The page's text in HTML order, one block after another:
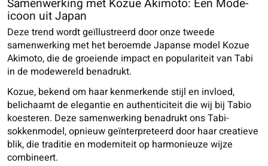
Samenwerking met Kozue Akimoto: Een Mode-
icoon uit Japan
Deze trend wordt geïllustreerd door onze tweede
samenwerking met het beroemde Japanse model Kozue
Akimoto, die de groeiende impact en populariteit van Tabi
in de modewereld benadrukt.
Kozue, bekend om haar kenmerkende stijl en invloed,
belichaamt de elegantie en authenticiteit die wij bij Tabio
koesteren. Deze samenwerking benadrukt ons Tabi-
sokkenmodel, opnieuw geïnterpreteerd door haar creatieve
blik, die traditie en moderniteit op harmonieuze wijze
combineert.